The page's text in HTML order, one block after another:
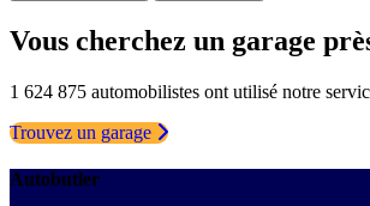
Vous cherchez un garage
1 624 875 automobilistes ont utilisé notre
Trouvez un garage
Autobutler